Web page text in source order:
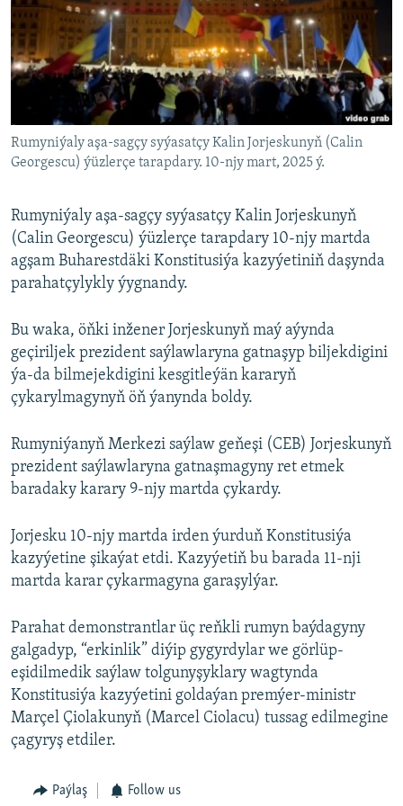
Rumyniýaly aşa-sagçy syýasatçy Kalin Jorjeskunyň (Calin
Georgescu) ýüzlerçe tarapdary. 10-njy mart, 2025 ý.
Rumyniýaly aşa-sagçy syýasatçy Kalin Jorjeskunyň
(Calin Georgescu) ýüzlerçe tarapdary 10-njy martda
agşam Buharestdäki Konstitusiýa kazyýetiniň daşynda
parahatçylykly ýygnandy.
Bu waka, öňki inžener Jorjeskunyň maý aýynda
geçiriljek prezident saýlawlaryna gatnaşyp biljekdigini
ýa-da bilmejekdigini kesgitleýän kararyň
çykarylmagynyň öň ýanynda boldy.
Rumyniýanyň Merkezi saýlaw geňeşi (CEB) Jorjeskunyň
prezident saýlawlaryna gatnaşmagyny ret etmek
baradaky karary 9-njy martda çykardy.
Jorjesku 10-njy martda irden ýurduň Konstitusiýa
kazyýetine şikaýat etdi. Kazyýetiň bu barada 11-nji
martda karar çykarmagyna garaşylýar.
Parahat demonstrantlar üç reňkli rumyn baýdagyny
galgadyp, “erkinlik” diýip gygyrdylar we görlüp-
eşidilmedik saýlaw tolgunyşyklary wagtynda
Konstitusiýa kazyýetini goldaýan premýer-ministr
Marçel Çiolakunyň (Marcel Ciolacu) tussag edilmegine
çagyryş etdiler.
Paýlaş Follow us